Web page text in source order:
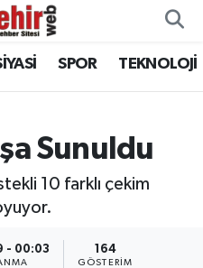
SPOR TEKNOLOJİ
Sunuldu
10 farklı çekim
- 00:03 164
GÖSTERIM
ve Fikstür